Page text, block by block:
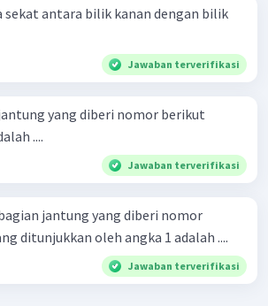
sekat antara bilik kanan dengan bilik
Jawaban terverifikasi
yang diberi nomor berikut
....
Jawaban terverifikasi
jantung yang diberi nomor
yang ditunjukkan oleh angka 1 adalah ....
Jawaban terverifikasi